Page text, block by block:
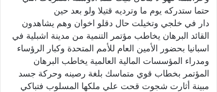
حتما ستدركه يوم ما وترديه قتيلا ولو بعد حين
دار في خلجي وتخيلت حال دقلو اخوان وهم يشاهدون
القائد البرهان يخاطب مؤتمر التنمية من مدينة اشبلية في
اسبانيا بحضور الأمين العام للأمم المتحدة وكبار الرؤساء
ومدراء المؤسسات المالية العالمية يخاطب البرهان
المؤتمر بخطاب قوي متماسك بلغة رصينه وحركة جسد
مبينة أثارت شجوت قحت علي ملكها المسلوب فتباكي